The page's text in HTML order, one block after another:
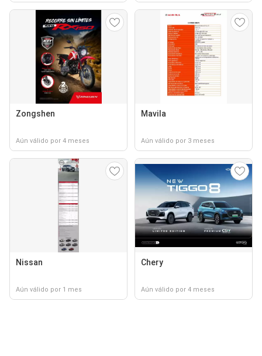
Zongshen
Aún válido por 4 meses
Mavila
Aún válido por 3 meses
Nissan
Aún válido por 1 mes
Chery
Aún válido por 4 meses